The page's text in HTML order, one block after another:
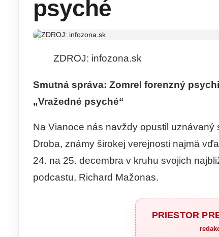
psyché
ZDROJ: infozona.sk
Smutná správa: Zomrel forenzný
„Vražedné psyché“
Na Vianoce nás navždy opustil
Droba, známy širokej verejnosti najmä
24. na 25. decembra v kruhu svojich
podcastu, Richard Mažonas.
PRIESTOR